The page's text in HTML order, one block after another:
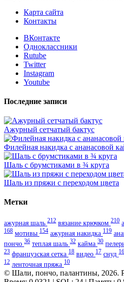
Карта сайта
Контакты
ВКонтакте
Одноклассники
Rutube
Twitter
Instagram
Youtube
Последние записи
Ажурный сетчатый бактус
Филейная накидка с ананасовой
Шаль с брумстиками в ¾ круга
Шаль из пряжи с переходом цвета
Метки
ажурная шаль 212 вязание крючком 210
168 мотивы 154 ажурная накидка 119
пончо 36 теплая шаль 32 кайма 30
23 французская сетка 18 видео 17 снуд 16
12 ленточная пряжа 10
© Шали, пончо, палантины, 2026.